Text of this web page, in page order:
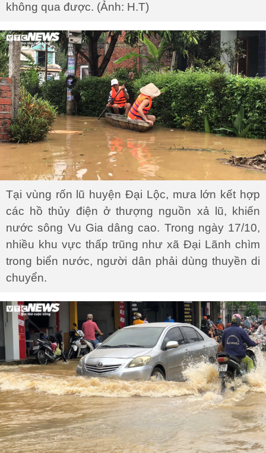
không qua được. (Ảnh: H.T)
Tại vùng rốn lũ huyện Đại Lộc, mưa lớn kết hợp
các hồ thủy điện ở thượng nguồn xả lũ, khiến
nước sông Vu Gia dâng cao. Trong ngày 17/10,
nhiều khu vực thấp trũng như xã Đại Lãnh chìm
trong biển nước, người dân phải dùng thuyền di
chuyển.